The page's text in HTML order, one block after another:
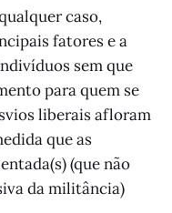
caso,
fatores e a
sem que
para quem se
liberais afloram
que as
(que não
da militância)